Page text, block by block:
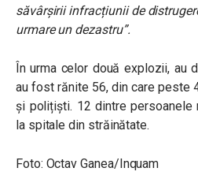
săvârșirii infracțiunii de
urmare un dezastru”.
În urma celor două explozii, au
au fost rănite 56, din care peste
și polițiști. 12 dintre
la spitale din străinătate.
Foto: Octav Ganea/Inquam